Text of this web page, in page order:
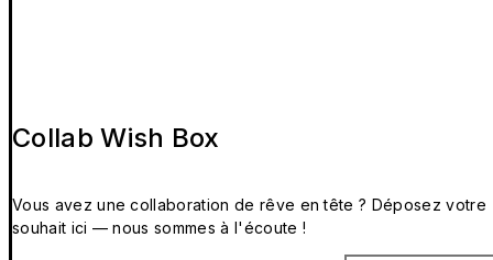
Collab Wish Box
Vous avez une collaboration de rêve en tête ? Déposez votre
souhait ici — nous sommes à l'écoute !